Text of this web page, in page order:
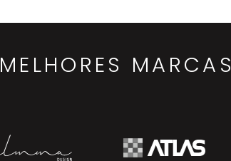
MELHORES MARCAS